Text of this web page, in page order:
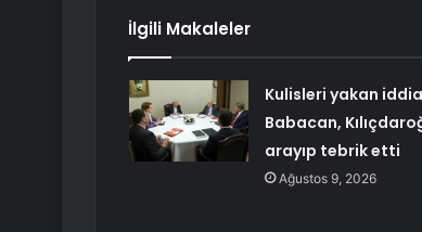
İlgili Makaleler
Kulisleri yakan
Babacan,
arayıp tebrik etti
Ağustos 9, 2026